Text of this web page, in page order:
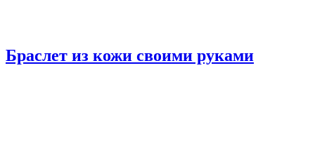
Браслет из кожи своими руками